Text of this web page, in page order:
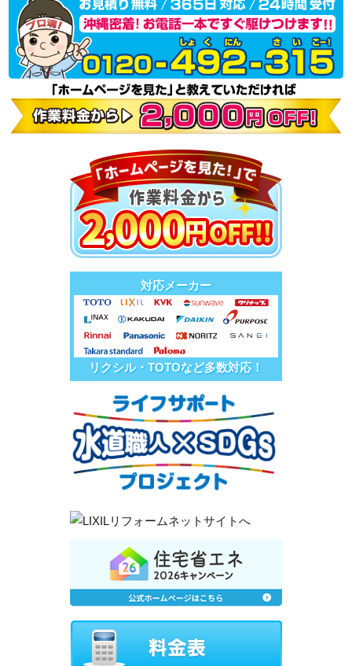
対応メーカー
リクシル・TOTOなど多数対応！